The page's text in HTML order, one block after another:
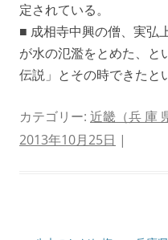
定されている。
■ 成相寺中興の僧、実弘
が水の氾濫をとめた、と
伝説」とその時できたと
カテゴリー: 近畿（兵 庫
2013年10月25日 |